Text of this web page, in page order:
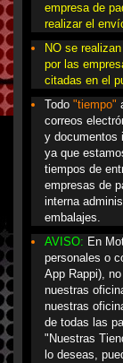
empresa de
realizar el
NO se
por las
citadas en el
Todo "tiempo"
correos
y documentos
ya que
tiempos de
empresas de
interna
embalajes.
AVISO: En
personales o
App Rappi),
nuestras
nuestras
de todas las
"Nuestras
lo deseas,